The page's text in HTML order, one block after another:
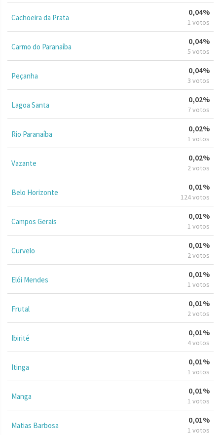
Cachoeira da Prata
0,04%
1 votos
Carmo do Paranaíba
0,04%
5 votos
Peçanha
0,04%
3 votos
Lagoa Santa
0,02%
7 votos
Rio Paranaíba
0,02%
1 votos
Vazante
0,02%
2 votos
Belo Horizonte
0,01%
124 votos
Campos Gerais
0,01%
1 votos
Curvelo
0,01%
2 votos
Elói Mendes
0,01%
1 votos
Frutal
0,01%
2 votos
Ibirité
0,01%
4 votos
Itinga
0,01%
1 votos
Manga
0,01%
1 votos
Matias Barbosa
0,01%
1 votos